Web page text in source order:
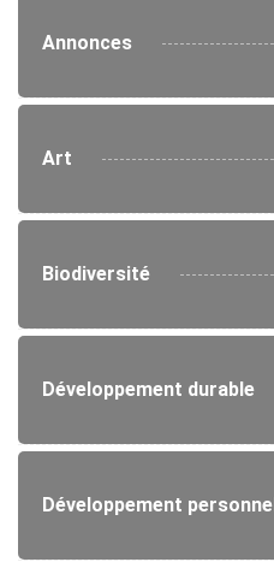
Annonces
Art
Biodiversité
Développement durable
Développement personnel